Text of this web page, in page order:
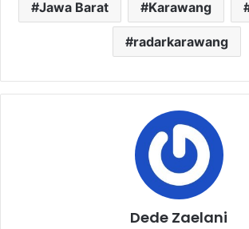
Jawa Barat Karawang
radarkarawang
Dede Zaelani